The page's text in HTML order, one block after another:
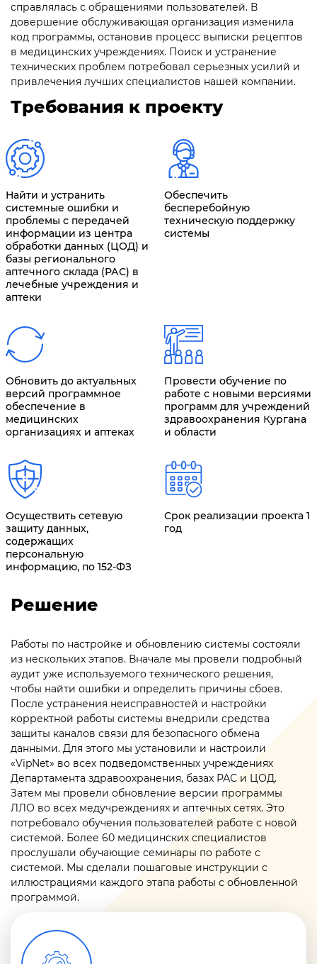
справлялась с обращениями пользователей. В
довершение обслуживающая организация изменила
код программы, остановив процесс выписки рецептов
в медицинских учреждениях. Поиск и устранение
технических проблем потребовал серьезных усилий и
привлечения лучших специалистов нашей компании.
Требования к проекту
Найти и устранить
системные ошибки и
проблемы с передачей
информации из центра
обработки данных (ЦОД) и
базы регионального
аптечного склада (РАС) в
лечебные учреждения и
аптеки
Обеспечить
бесперебойную
техническую поддержку
системы
Обновить до актуальных
версий программное
обеспечение в
медицинских
организациях и аптеках
Провести обучение по
работе с новыми версиями
программ для учреждений
здравоохранения Кургана
и области
Осуществить сетевую
защиту данных,
содержащих
персональную
информацию, по 152-ФЗ
Срок реализации проекта 1
год
Решение
Работы по настройке и обновлению системы состояли
из нескольких этапов. Вначале мы провели подробный
аудит уже используемого технического решения,
чтобы найти ошибки и определить причины сбоев.
После устранения неисправностей и настройки
корректной работы системы внедрили средства
защиты каналов связи для безопасного обмена
данными. Для этого мы установили и настроили
«VipNet» во всех подведомственных учреждениях
Департамента здравоохранения, базах РАС и ЦОД.
Затем мы провели обновление версии программы
ЛЛО во всех медучреждениях и аптечных сетях. Это
потребовало обучения пользователей работе с новой
системой. Более 60 медицинских специалистов
прослушали обучающие семинары по работе с
системой. Мы сделали пошаговые инструкции с
иллюстрациями каждого этапа работы с обновленной
программой.